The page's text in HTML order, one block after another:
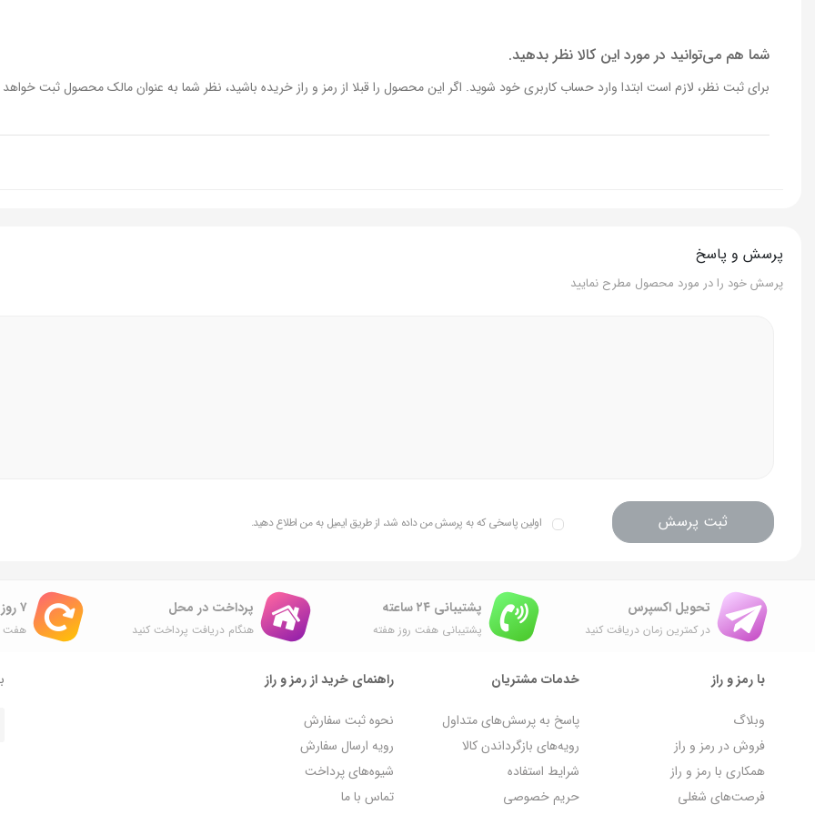
فرکانس 50/60 هرتز
تعداد عملکرد 2 عملکرد
شما هم می‌توانید در مورد این کالا نظر بدهید.
برای ثبت نظر، لازم است ابتدا وارد حساب کاربری خود شوید. اگر این محصول را قبلا از رمز و راز خریده باشید، نظر شما به عنوان مالک محصول ثبت
پرسش و پاسخ
پرسش خود را در مورد محصول مطرح نمایید
ثبت پرسش اولین پاسخی که به پرسش من داده شد، از طریق ایمیل به من اطلاع دهید.
تحویل اکسپرس
در کمترین زمان دریافت کنید
پشتیبانی ۲۴ ساعته
پشتیبانی هفت روز هفته
پرداخت در محل
هنگام دریافت پرداخت کنید
۷ روز ضمانت بازگشت
هفت
با رمز و راز
وبلاگ
فروش در رمز و راز
همکاری با رمز و راز
فرصت‌های شغلی
خدمات مشتریان
پاسخ به پرسش‌های متداول
رویه‌های بازگرداندن کالا
شرایط استفاده
حریم خصوصی
راهنمای خرید از رمز و راز
نحوه ثبت سفارش
رویه ارسال سفارش
شیوه‌های پرداخت
تماس با ما